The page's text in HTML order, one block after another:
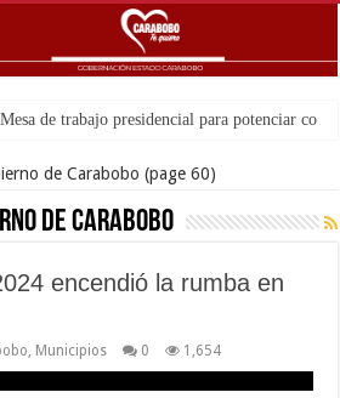
de Carabobo (page 60)
de Carabobo
encendió la rumba en
Municipios 0 1,654